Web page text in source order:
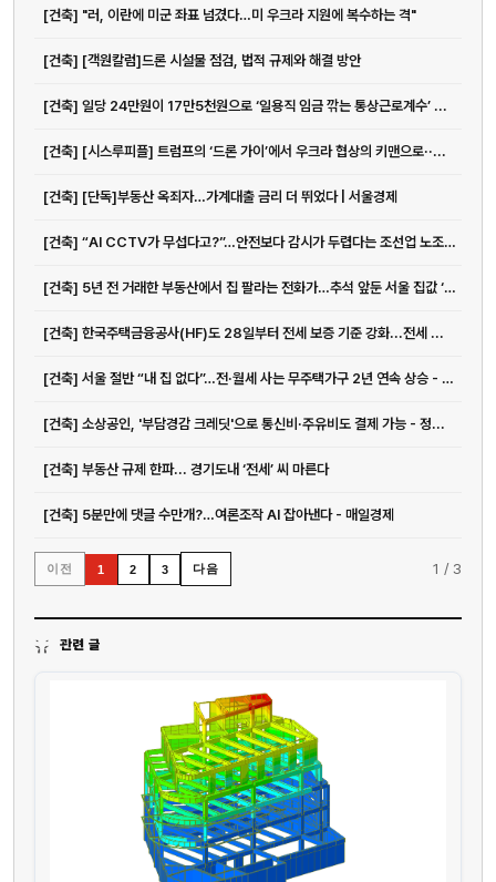
[건축] "러, 이란에 미군 좌표 넘겼다…미 우크라 지원에 복수하는 격"
[건축] [객원칼럼]드론 시설물 점검, 법적 규제와 해결 방안
[건축] 일당 24만원이 17만5천원으로 ‘일용직 임금 깎는 통상근로계수’ ...
[건축] [시스루피플] 트럼프의 ‘드론 가이’에서 우크라 협상의 키맨으로··...
[건축] [단독]부동산 옥죄자…가계대출 금리 더 뛰었다 | 서울경제
[건축] “AI CCTV가 무섭다고?”…안전보다 감시가 두렵다는 조선업 노조 - 매일경제
[건축] 5년 전 거래한 부동산에서 집 팔라는 전화가…추석 앞둔 서울 집값 ‘폭풍 전야’
[건축] 한국주택금융공사(HF)도 28일부터 전세 보증 기준 강화...전세 ...
[건축] 서울 절반 “내 집 없다”…전·월세 사는 무주택가구 2년 연속 상승 - 매일경제
[건축] 소상공인, '부담경감 크레딧'으로 통신비·주유비도 결제 가능 - 정...
[건축] 부동산 규제 한파... 경기도내 ‘전세’ 씨 마른다
[건축] 5분만에 댓글 수만개?…여론조작 AI 잡아낸다 - 매일경제
이전 1 2 3 다음 1 / 3
관련 글